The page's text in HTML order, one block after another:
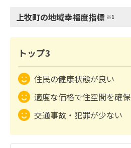
上牧町の地域幸福度指標 ※1
トップ3
住民の健康状態が良い
適度な価格で住空間を確
交通事故・犯罪が少ない